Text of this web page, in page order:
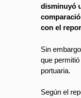
disminuyó
con el
Sin
que
portuaria.
Según el